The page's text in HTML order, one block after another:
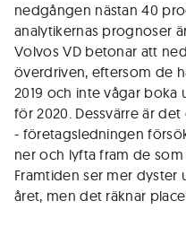
nedgången nästan 40
analytikernas prognoser
Volvos VD betonar att
överdriven, eftersom de
2019 och inte vågar
för 2020. Dessvärre är
- företagsledningen
ner och lyfta fram de
Framtiden ser mer
året, men det räknar